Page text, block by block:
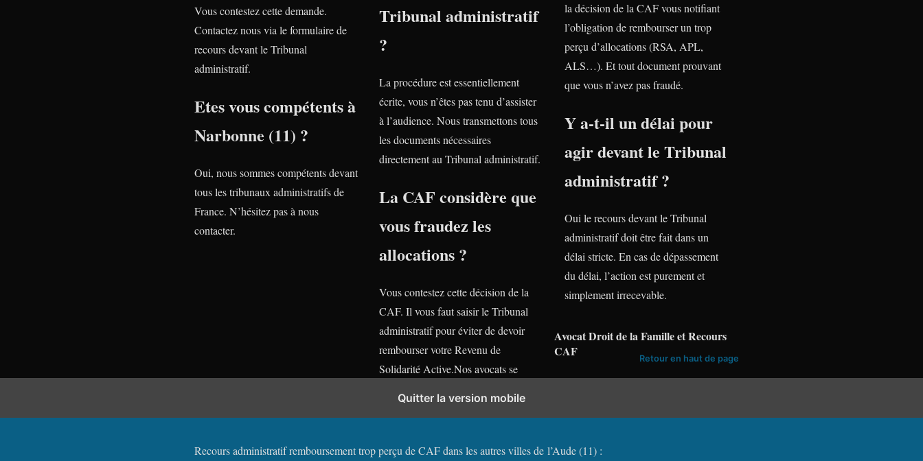
Vous contestez cette demande.
Contactez nous via le formulaire de
recours devant le Tribunal
administratif.
Etes vous compétents à
Narbonne (11) ?
Oui, nous sommes compétents devant
tous les tribunaux administratifs de
France. N’hésitez pas à nous
contacter.
Tribunal administratif
?
La procédure est essentiellement
écrite, vous n’êtes pas tenu d’assister
à l’audience. Nous transmettons tous
les documents nécessaires
directement au Tribunal administratif.
La CAF considère que
vous fraudez les
allocations ?
Vous contestez cette décision de la
CAF. Il vous faut saisir le Tribunal
administratif pour éviter de devoir
rembourser votre Revenu de
Solidarité Active.Nos avocats se
disposition.
la décision de la CAF vous notifiant
l’obligation de rembourser un trop
perçu d’allocations (RSA, APL,
ALS…). Et tout document prouvant
que vous n’avez pas fraudé.
Y a-t-il un délai pour
agir devant le Tribunal
administratif ?
Oui le recours devant le Tribunal
administratif doit être fait dans un
délai stricte. En cas de dépassement
du délai, l’action est purement et
simplement irrecevable.
Recours administratif remboursement trop perçu de CAF dans les autres villes de l’Aude (11) :
Avocat Droit de la Famille et Recours
CAF
Retour en haut de page
Quitter la version mobile